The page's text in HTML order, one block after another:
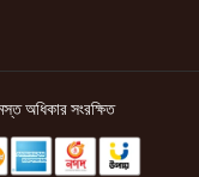
অধিকার সংরক্ষিত